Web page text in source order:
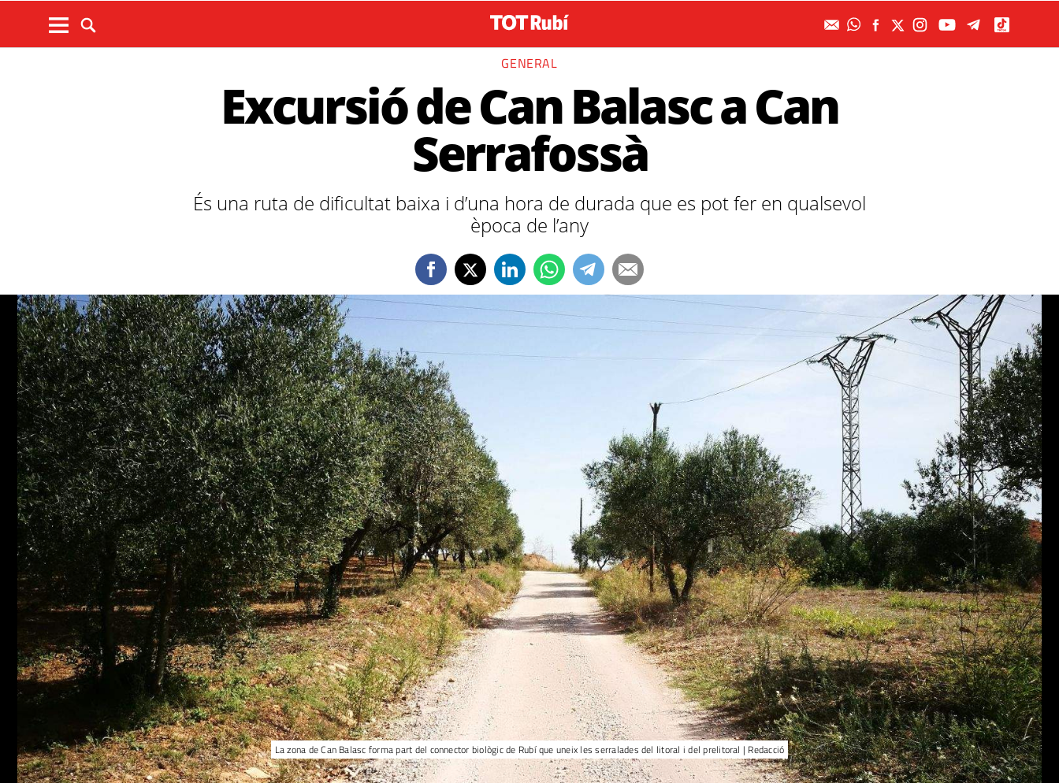
GENERAL
Excursió de Can Balasc a Can
Serrafossà
És una ruta de dificultat baixa i d’una hora de durada que es pot fer en qualsevol
època de l’any
La zona de Can Balasc forma part del connector biològic de Rubí que uneix les serralades del litoral i del prelitoral | Redacció